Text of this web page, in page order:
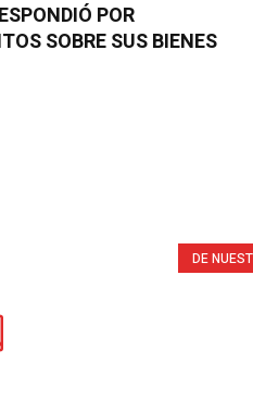
POR
SOBRE SUS BIENES
DE